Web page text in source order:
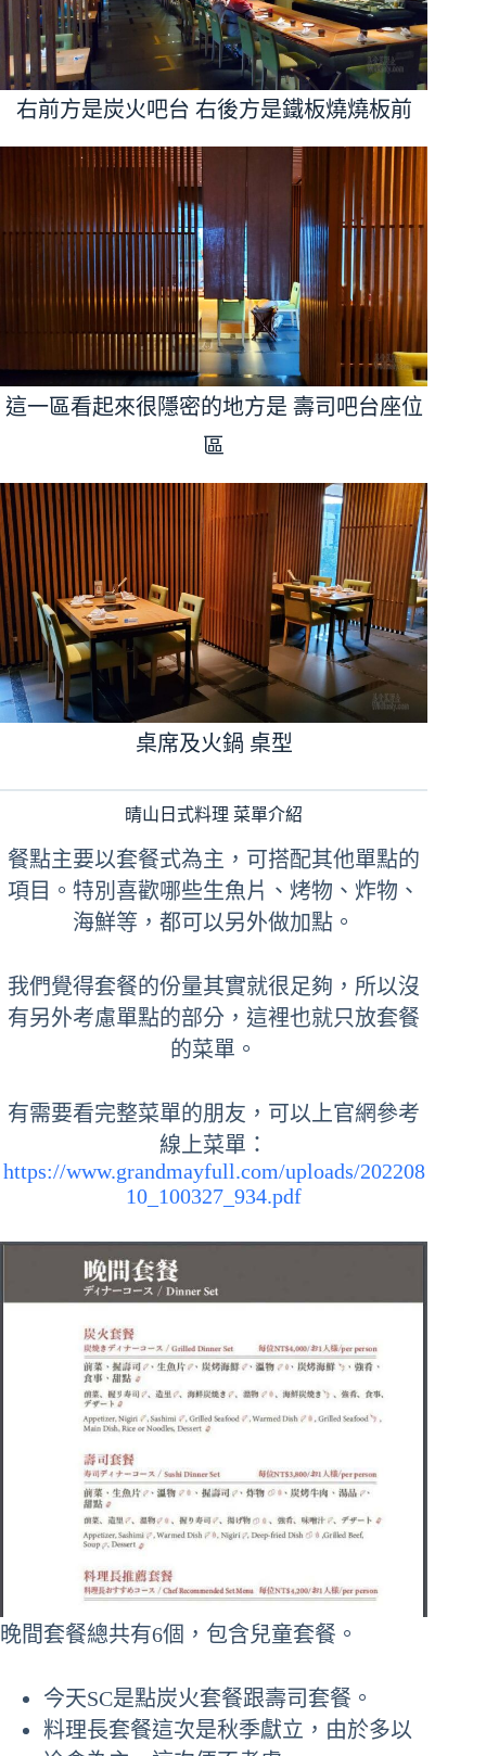
右前方是炭火吧台 右後方是鐵板燒燒板前
這一區看起來很隱密的地方是 壽司吧台座位
區
桌席及火鍋 桌型
晴山日式料理 菜單介紹
餐點主要以套餐式為主，可搭配其他單點的
項目。特別喜歡哪些生魚片、烤物、炸物、
海鮮等，都可以另外做加點。
我們覺得套餐的份量其實就很足夠，所以沒
有另外考慮單點的部分，這裡也就只放套餐
的菜單。
有需要看完整菜單的朋友，可以上官網參考
線上菜單：
https://www.grandmayfull.com/uploads/202208
10_100327_934.pdf
晚間套餐總共有6個，包含兒童套餐。
今天SC是點炭火套餐跟壽司套餐。
料理長套餐這次是秋季獻立，由於多以